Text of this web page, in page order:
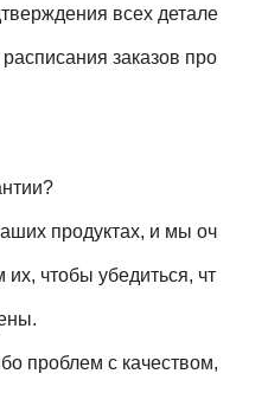
всех детале
заказов про
продуктах, и мы оч
чтобы убедиться, чт
проблем с качеством,